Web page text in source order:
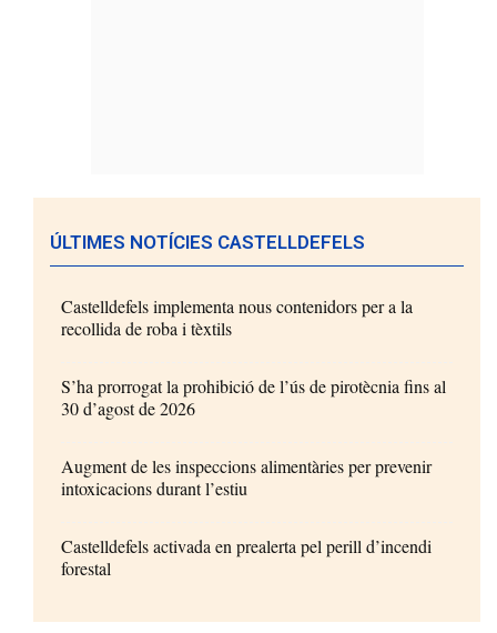
ÚLTIMES NOTÍCIES CASTELLDEFELS
Castelldefels implementa nous contenidors per a la
recollida de roba i tèxtils
S’ha prorrogat la prohibició de l’ús de pirotècnia fins al
30 d’agost de 2026
Augment de les inspeccions alimentàries per prevenir
intoxicacions durant l’estiu
Castelldefels activada en prealerta pel perill d’incendi
forestal